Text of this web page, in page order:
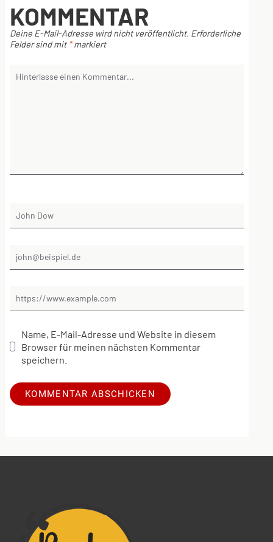
KOMMENTAR
Deine E-Mail-Adresse wird nicht veröffentlicht. Erforderliche
Felder sind mit *markiert
Name, E-Mail-Adresse und Website in diesem
Browser für meinen nächsten Kommentar
speichern.